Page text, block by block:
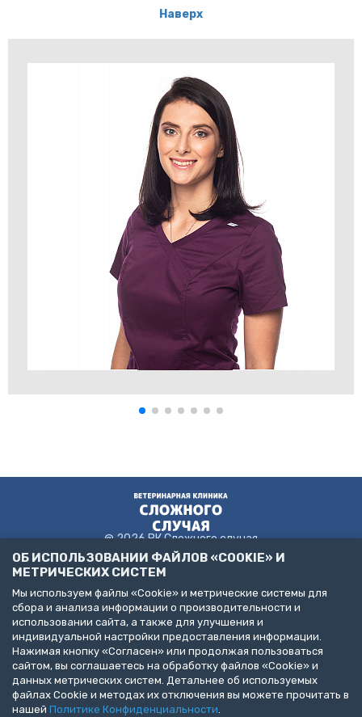
Наверх
@ 2026 ВК Сложного случая
ДЕЛАЙТЕ БИЗНЕС С НАМИ!
Представлена информация об услугах следующих клиник:
Санкт-Петербург, пр. Народного Ополчения, д. 19, к. 1. (ООО
"НЕОТЛОЖНАЯ ВЕТЕРИНАРИЯ")
Санкт-Петербург, ул. Бухарестская, д. 122, к. 2 (ООО "КВМК")
Пользовательское соглашение
Политика конфиденциальности
Публичная оферта
ОБ ИСПОЛЬЗОВАНИИ ФАЙЛОВ «COOKIE» И
МЕТРИЧЕСКИХ СИСТЕМ
Мы используем файлы «Cookie» и метрические системы для
сбора и анализа информации о производительности и
использовании сайта, а также для улучшения и
индивидуальной настройки предоставления информации.
Нажимая кнопку «Согласен» или продолжая пользоваться
сайтом, вы соглашаетесь на обработку файлов «Cookie» и
данных метрических систем. Детальнее об используемых
файлах Cookie и методах их отключения вы можете прочитать в
нашей Политике Конфиденциальности.